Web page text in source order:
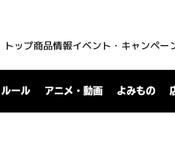
トップ商品情報イベント・キャンペー
ルール アニメ・動画 よみもの